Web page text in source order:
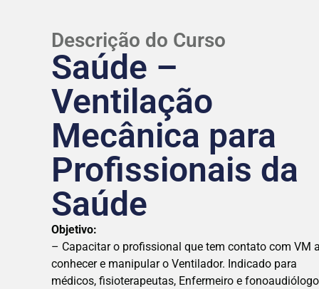
Descrição do Curso
Saúde –
Ventilação
Mecânica para
Profissionais da
Saúde
Objetivo:
– Capacitar o profissional que tem contato com VM
conhecer e manipular o Ventilador. Indicado para
médicos, fisioterapeutas, Enfermeiro e